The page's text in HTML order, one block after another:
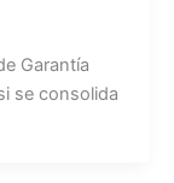
Garantía
se consolida